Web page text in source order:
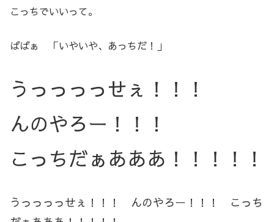
こっちでいいって。
ばばぁ 「いやいや、あっちだ！」
うっっっっせぇ！！！
んのやろー！！！
こっちだぁあああ！！！！！
うっっっっせぇ！！！ んのやろー！！！ こっち